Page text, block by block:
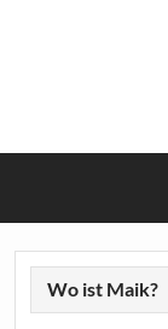
Wo ist Maik?